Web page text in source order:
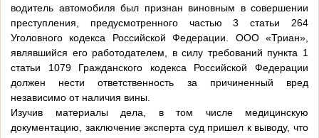
водитель автомобиля был признан виновным в совершении
преступления, предусмотренного частью 3 статьи 264
Уголовного кодекса Российской Федерации. ООО «Триан»,
являвшийся его работодателем, в силу требований пункта 1
статьи 1079 Гражданского кодекса Российской Федерации
должен нести ответственность за причиненный вред
независимо от наличия вины.
Изучив материалы дела, в том числе медицинскую
документацию, заключение эксперта суд пришел к выводу, что